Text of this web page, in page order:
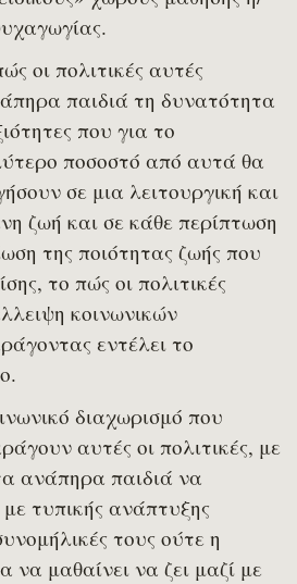
οι πολιτικές αυτές
παιδιά τη δυνατότητα
που για το
ποσοστό από αυτά θα
σε μια λειτουργική και
ζωή και σε κάθε περίπτωση
της ποιότητας ζωής που
το πώς οι πολιτικές
κοινωνικών
εντέλει το
διαχωρισμό που
αυτές οι πολιτικές, με
ανάπηρα παιδιά να
τυπικής ανάπτυξης
τους ούτε η
να μαθαίνει να ζει μαζί με